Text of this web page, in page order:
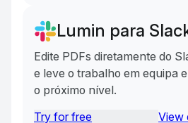
Lumin para
Edite PDFs diretamente do
e leve o trabalho em equipa
o próximo nível.
Try for free
View